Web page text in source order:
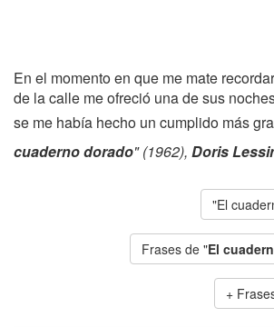
En el momento en que me mate
de la calle me ofreció una de sus
se me había hecho un cumplido más
cuaderno dorado" (1962), Doris
"El
Frases de "El